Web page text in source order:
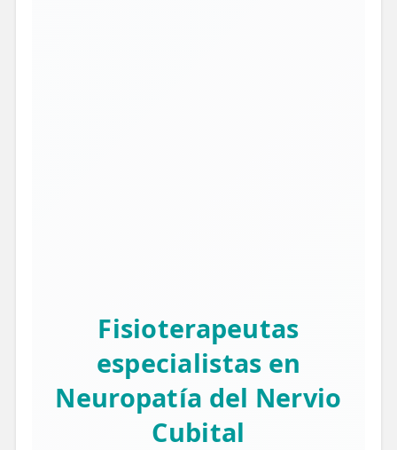
Fisioterapeutas
especialistas en
Neuropatía del Nervio
Cubital